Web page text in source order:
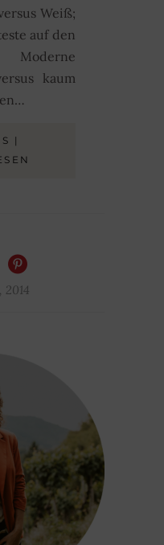
Weiß;
auf den
kaum
|
2014